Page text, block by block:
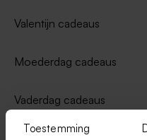
Toestemming
Valentijn cadeaus
Moederdag cadeaus
Vaderdag cadeaus